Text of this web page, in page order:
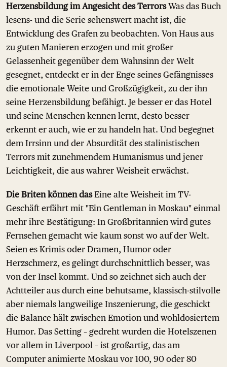
Herzensbildung im Angesicht des TerrorsWas das Buch
lesens- und die Serie sehenswert macht ist, die
Entwicklung des Grafen zu beobachten. Von Haus aus
zu guten Manieren erzogen und mit großer
Gelassenheit gegenüber dem Wahnsinn der Welt
gesegnet, entdeckt er in der Enge seines Gefängnisses
die emotionale Weite und Großzügigkeit, zu der ihn
seine Herzensbildung befähigt. Je besser er das Hotel
und seine Menschen kennen lernt, desto besser
erkennt er auch, wie er zu handeln hat. Und begegnet
dem Irrsinn und der Absurdität des stalinistischen
Terrors mit zunehmendem Humanismus und jener
Leichtigkeit, die aus wahrer Weisheit erwächst.
Die Briten können dasEine alte Weisheit im TV-
Geschäft erfährt mit "Ein Gentleman in Moskau" einmal
mehr ihre Bestätigung: In Großbritannien wird gutes
Fernsehen gemacht wie kaum sonst wo auf der Welt.
Seien es Krimis oder Dramen, Humor oder
Herzschmerz, es gelingt durchschnittlich besser, was
von der Insel kommt. Und so zeichnet sich auch der
Achtteiler aus durch eine behutsame, klassisch-stilvolle
aber niemals langweilige Inszenierung, die geschickt
die Balance hält zwischen Emotion und wohldosiertem
Humor. Das Setting – gedreht wurden die Hotelszenen
vor allem in Liverpool – ist großartig, das am
Computer animierte Moskau vor 100, 90 oder 80